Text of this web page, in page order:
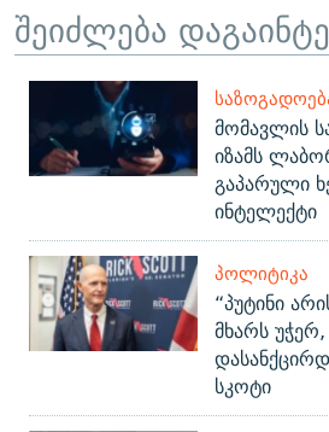
შეიძლება
მომავლის
იზამს
გაპარული
ინტელექტი
ᲞᲝᲚᲘᲢᲘᲙᲐ
“პუტინი
მხარს
სკოტი